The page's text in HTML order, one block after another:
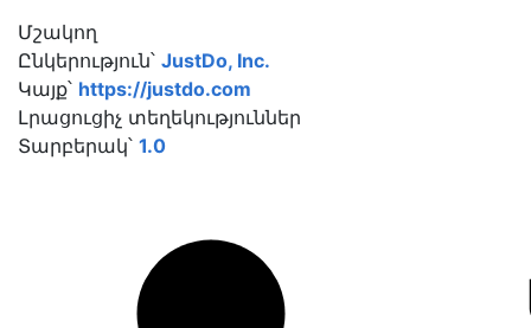
Մշակող
Ընկերություն՝ JustDo, Inc.
Կայք՝ https://justdo.com
Լրացուցիչ տեղեկություններ
Տարբերակ՝ 1.0